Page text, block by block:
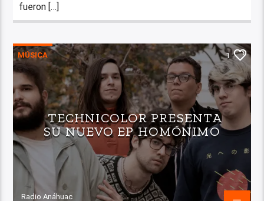
fueron […]
MÚSICA 1
TECHNICOLOR PRESENTA
SU NUEVO EP HOMÓNIMO
Radio Anáhuac